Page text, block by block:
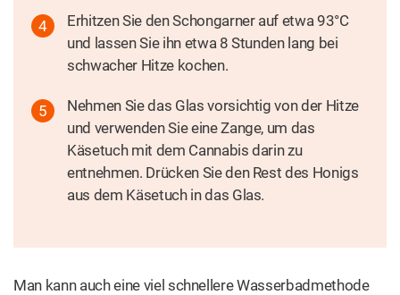
Erhitzen Sie den Schongarner auf etwa 93°C
und lassen Sie ihn etwa 8 Stunden lang bei
schwacher Hitze kochen.
Nehmen Sie das Glas vorsichtig von der Hitze
und verwenden Sie eine Zange, um das
Käsetuch mit dem Cannabis darin zu
entnehmen. Drücken Sie den Rest des Honigs
aus dem Käsetuch in das Glas.
Man kann auch eine viel schnellere Wasserbadmethode